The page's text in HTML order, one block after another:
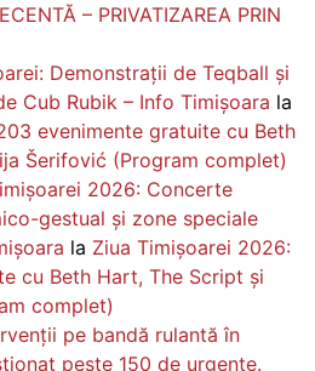
– PRIVATIZAREA PRIN
Demonstrații de Teqball și
Cub Rubik – Info Timișoara la
evenimente gratuite cu Beth
Šerifović (Program complet)
2026: Concerte
gestual și zone speciale
la Ziua Timișoarei 2026:
cu Beth Hart, The Script și
complet)
pe bandă rulantă în
peste 150 de urgențe.